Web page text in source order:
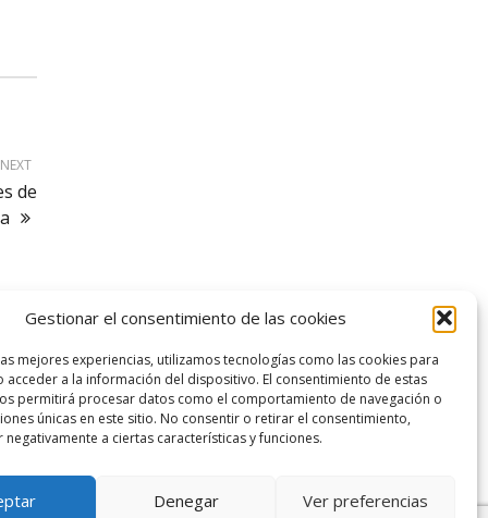
Gestionar el consentimiento de las cookies
mejores experiencias, utilizamos tecnologías como las cookies para
acceder a la información del dispositivo. El consentimiento de estas
permitirá procesar datos como el comportamiento de navegación o
únicas en este sitio. No consentir o retirar el consentimiento,
a ciertas características y funciones.
Denegar Ver preferencias
NEXT
de
logo SID